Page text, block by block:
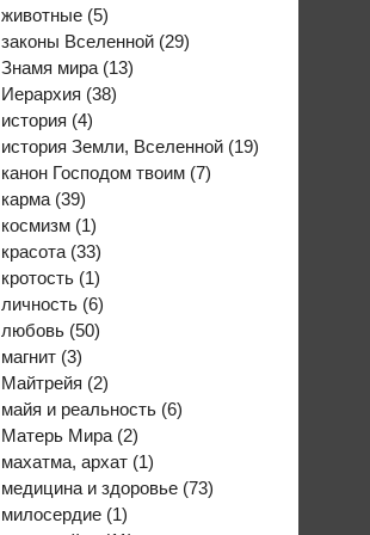
животные (5)
законы Вселенной (29)
Знамя мира (13)
Иерархия (38)
история (4)
история Земли, Вселенной (19)
канон Господом твоим (7)
карма (39)
космизм (1)
красота (33)
кротость (1)
личность (6)
любовь (50)
магнит (3)
Майтрейя (2)
майя и реальность (6)
Матерь Мира (2)
махатма, архат (1)
медицина и здоровье (73)
милосердие (1)